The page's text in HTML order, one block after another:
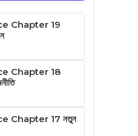
Chapter 19
Chapter 18
Chapter 17 নতুন